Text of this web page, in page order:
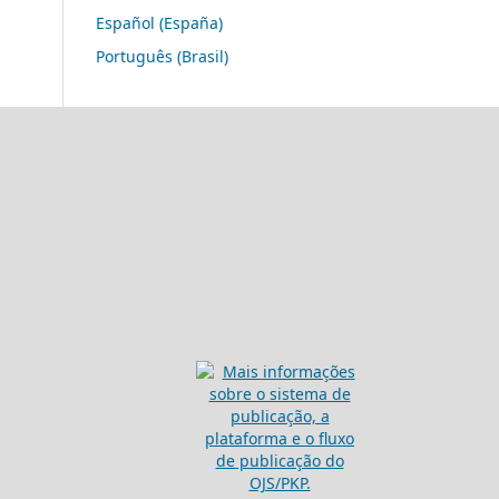
Español (España)
Português (Brasil)